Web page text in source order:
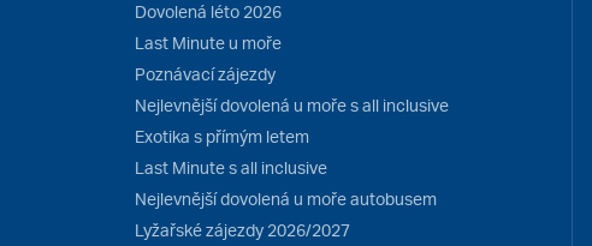
Dovolená léto 2026
Last Minute u moře
Poznávací zájezdy
Nejlevnější dovolená u moře s all inclusive
Exotika s přímým letem
Last Minute s all inclusive
Nejlevnější dovolená u moře autobusem
Lyžařské zájezdy 2026/2027